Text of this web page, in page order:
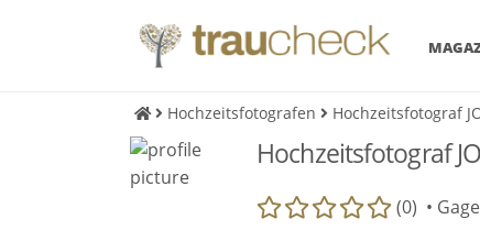
Hochzeitsfotografen Hochzeitsfotograf
Hochzeitsfotograf
(0) •